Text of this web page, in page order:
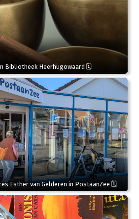
Bibliotheek Heerhugowaard 🗓
Esther van Gelderen in PostaanZee 🗓